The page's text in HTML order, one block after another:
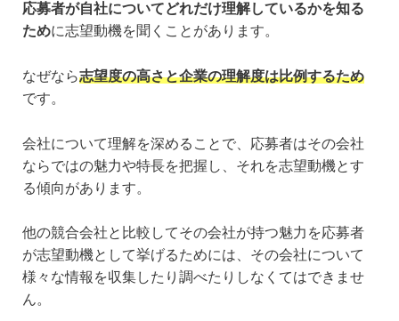
応募者が自社についてどれだけ理解しているかを知る
ために志望動機を聞くことがあります。
なぜなら志望度の高さと企業の理解度は比例するため
です。
会社について理解を深めることで、応募者はその会社
ならではの魅力や特長を把握し、それを志望動機とす
る傾向があります。
他の競合会社と比較してその会社が持つ魅力を応募者
が志望動機として挙げるためには、その会社について
様々な情報を収集したり調べたりしなくてはできませ
ん。